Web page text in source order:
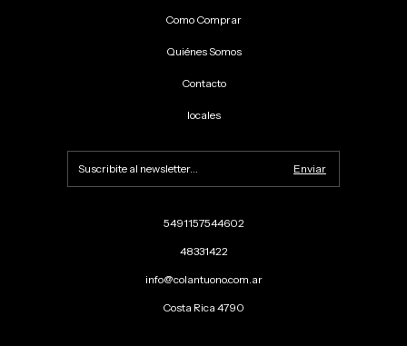
Como Comprar
Quiénes Somos
Contacto
locales
5491157544602
48331422
info@colantuono.com.ar
Costa Rica 4790